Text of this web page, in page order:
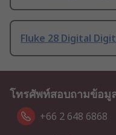
Fluke 28 Digital
โทรศัพท์สอบถามข้อมู
+66 2 648 6868